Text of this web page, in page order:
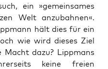
ein »gemein­sa­mes
Welt anzu­bah­nen«.
hält dies für ein
wie wird die­ses Ziel
dazu? Lipp­mans
kei­ne frei­en